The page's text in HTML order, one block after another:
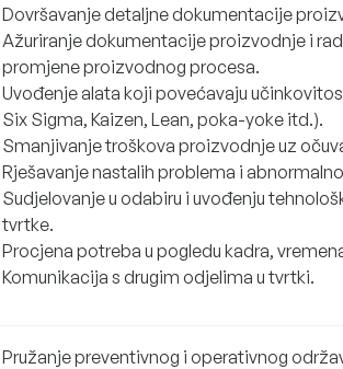
Dovršavanje detaljne dokumentacije
Ažuriranje dokumentacije proizvodnje i
promjene proizvodnog procesa.
Uvođenje alata koji povećavaju
Six Sigma, Kaizen, Lean, poka-yoke itd.).
Smanjivanje troškova proizvodnje uz
Rješavanje nastalih problema i
Sudjelovanje u odabiru i uvođenju
tvrtke.
Procjena potreba u pogledu kadra,
Komunikacija s drugim odjelima u tvrtki.
Pružanje preventivnog i operativnog